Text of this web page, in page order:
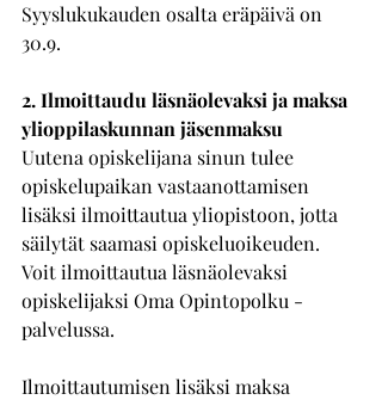
Syyslukukauden osalta eräpäivä on
30.9.
2. Ilmoittaudu läsnäolevaksi ja maksa
ylioppilaskunnan jäsenmaksu
Uutena opiskelijana sinun tulee
opiskelupaikan vastaanottamisen
lisäksi ilmoittautua yliopistoon, jotta
säilytät saamasi opiskeluoikeuden.
Voit ilmoittautua läsnäolevaksi
opiskelijaksi Oma Opintopolku -
palvelussa.
Ilmoittautumisen lisäksi maksa